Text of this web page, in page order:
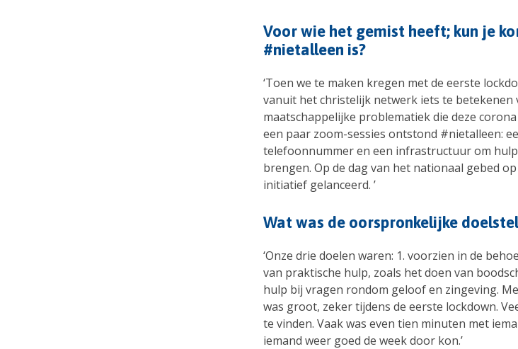
Voor wie het gemist heeft; kun je
#nietalleen is?
‘Toen we te maken kregen met de eerste
vanuit het christelijk netwerk iets te betekenen
maatschappelijke problematiek die deze
een paar zoom-sessies ontstond #nietalleen:
telefoonnummer en een infrastructuur om
brengen. Op de dag van het nationaal gebed
initiatief gelanceerd. ’
Wat was de oorspronkelijke
‘Onze drie doelen waren: 1. voorzien in de
van praktische hulp, zoals het doen van
hulp bij vragen rondom geloof en zingeving.
was groot, zeker tijdens de eerste lockdown.
te vinden. Vaak was even tien minuten met
iemand weer goed de week door kon.’